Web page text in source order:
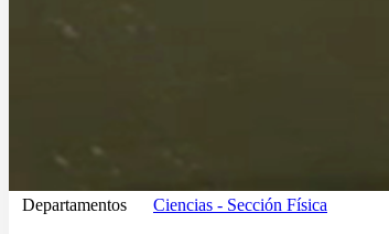
Departamentos Ciencias - Sección Física